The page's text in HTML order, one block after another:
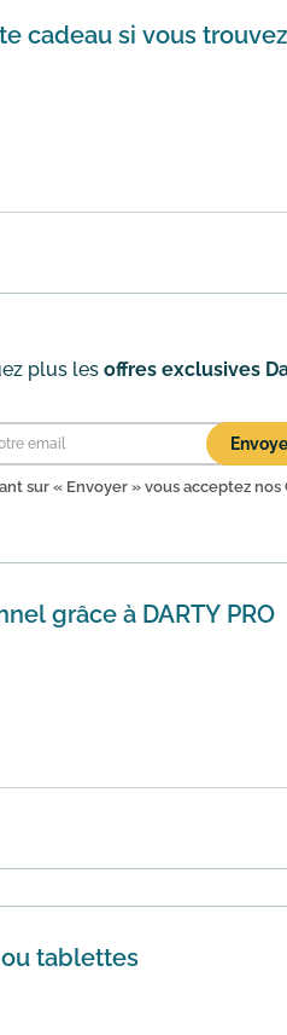
cadeau si vous trouvez
de la différence en
plus les offres exclusives
sur « Envoyer » vous acceptez nos
grâce à DARTY PRO
adaptées au milieu
tablettes